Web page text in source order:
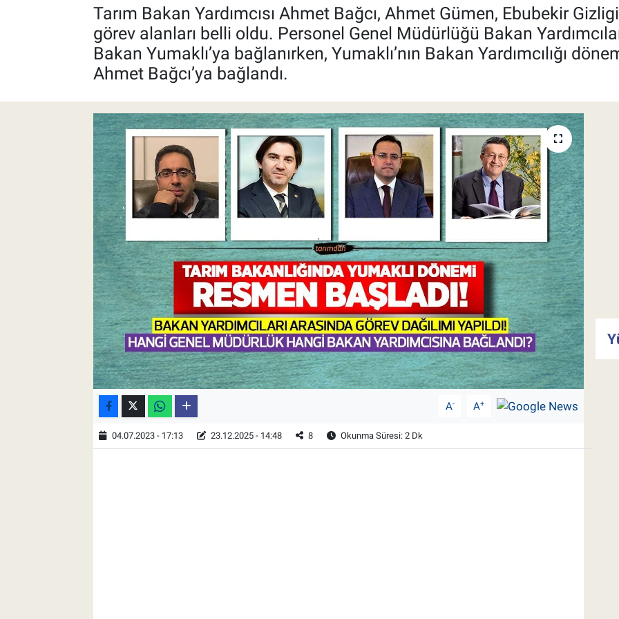
Tarım Bakan Yardımcısı Ahmet Bağcı, Ahmet Gümen, Ebubekir
görev alanları belli oldu. Personel Genel Müdürlüğü Bakan
Bakan Yumaklı’ya bağlanırken, Yumaklı’nın Bakan Yardımcılığı
Ahmet Bağcı’ya bağlandı.
A- A+
04.07.2023 - 17:13 23.12.2025 - 14:48 8 Okunma Süresi: 2 Dk
Et fiyatları
Yetiştirici Soruyor
Dünyada Tarım
Üretici Birlikleri
Şeker ve Şekerli Mamüller
Tahıllar ve Baklagiller